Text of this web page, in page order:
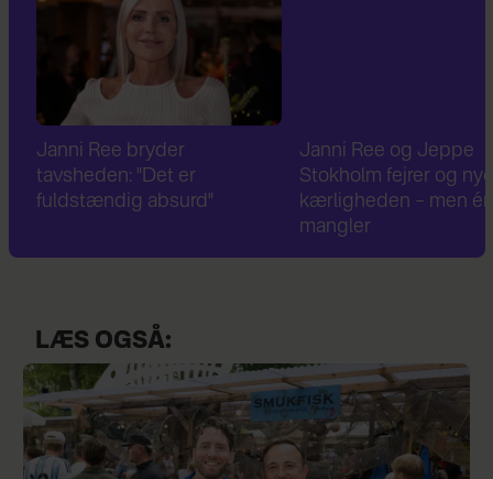
Janni Ree bryder
tavsheden: "Det er
fuldstændig absurd"
Janni Ree og Jeppe
Stokholm fejrer og
kærligheden – men én
mangler
LÆS OGSÅ: